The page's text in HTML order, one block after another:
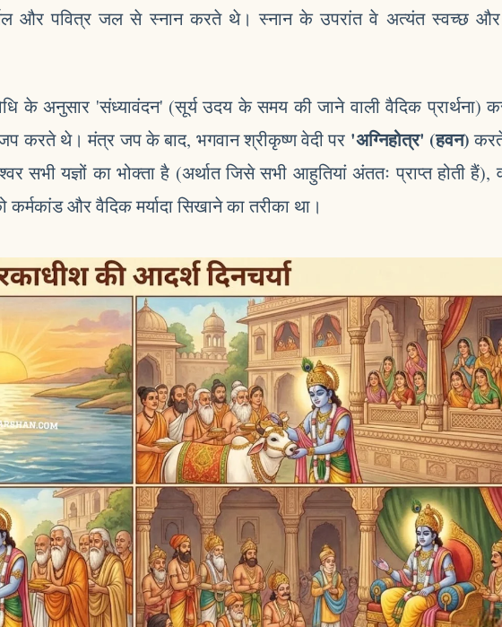
और पवित्र जल से स्नान करते थे। स्नान के उपरांत वे अत्यंत स्वच्छ और
के अनुसार 'संध्यावंदन' (सूर्य उदय के समय की जाने वाली वैदिक प्रार्थना)
करते थे। मंत्र जप के बाद, भगवान श्रीकृष्ण वेदी पर 'अग्निहोत्र' (हवन)
सभी यज्ञों का भोक्ता है (अर्थात जिसे सभी आहुतियां अंततः प्राप्त होती हैं),
और वैदिक मर्यादा सिखाने का तरीका था।